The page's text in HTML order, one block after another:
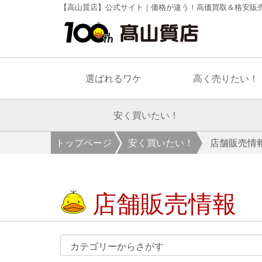
【高山質店】公式サイト｜価格が違う！高価買取＆格安販
選ばれるワケ 高く売りたい！
安く買いたい！
トップページ 安く買いたい！ 店舗販売情
店舗販売情報